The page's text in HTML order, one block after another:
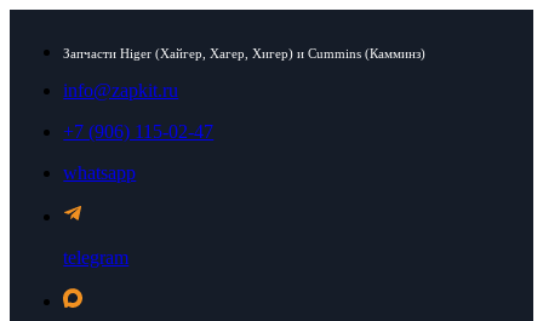
Запчасти Higer (Хайгер, Хагер, Хигер) и Cummins (Камминз)
info@zapkit.ru
+7 (906) 115-02-47
whatsapp
telegram